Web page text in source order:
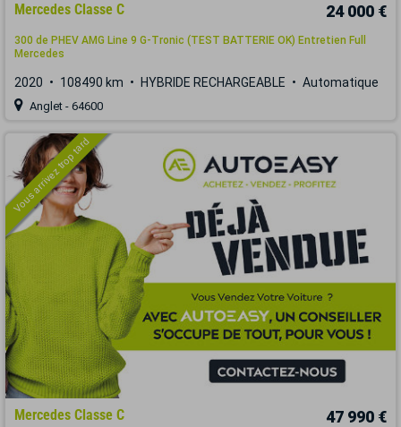
Mercedes Classe C 24 000 €
300 de PHEV AMG Line 9 G-Tronic (TEST BATTERIE OK) Entretien Full
Mercedes
2020 108490 km HYBRIDE RECHARGEABLE Automatique
Anglet - 64600
Vous arrivez trop tard
Mercedes Classe C 47 990 €